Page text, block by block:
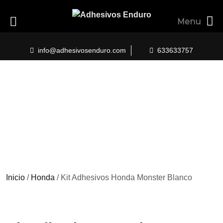
content
info@adhesivosenduro.com 633633757
Inicio / Honda / Kit Adhesivos Honda Monster Blanco
Menu